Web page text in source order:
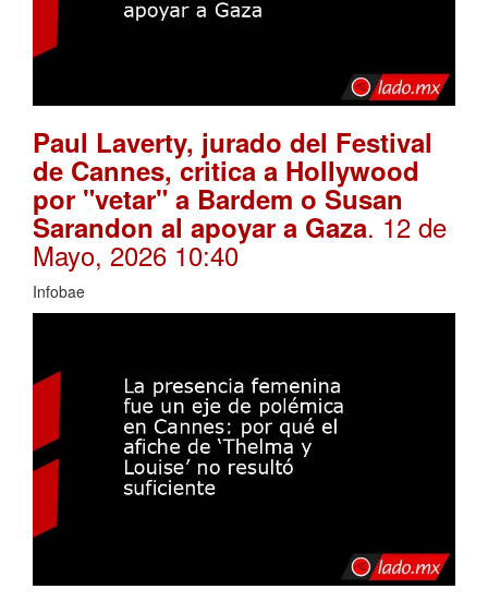
Paul Laverty, jurado del Festival
de Cannes, critica a Hollywood
por "vetar" a Bardem o Susan
Sarandon al apoyar a Gaza. 12 de
Mayo, 2026 10:40
Infobae